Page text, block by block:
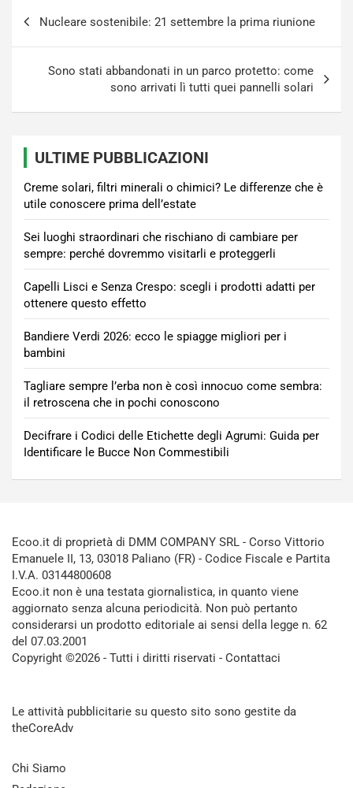
Nucleare sostenibile: 21 settembre la prima riunione
Sono stati abbandonati in un parco protetto: come
sono arrivati lì tutti quei pannelli solari
ULTIME PUBBLICAZIONI
Creme solari, filtri minerali o chimici? Le differenze che è
utile conoscere prima dell’estate
Sei luoghi straordinari che rischiano di cambiare per
sempre: perché dovremmo visitarli e proteggerli
Capelli Lisci e Senza Crespo: scegli i prodotti adatti per
ottenere questo effetto
Bandiere Verdi 2026: ecco le spiagge migliori per i
bambini
Tagliare sempre l’erba non è così innocuo come sembra:
il retroscena che in pochi conoscono
Decifrare i Codici delle Etichette degli Agrumi: Guida per
Identificare le Bucce Non Commestibili
Ecoo.it di proprietà di DMM COMPANY SRL - Corso Vittorio
Emanuele II, 13, 03018 Paliano (FR) - Codice Fiscale e Partita
I.V.A. 03144800608
Ecoo.it non è una testata giornalistica, in quanto viene
aggiornato senza alcuna periodicità. Non può pertanto
considerarsi un prodotto editoriale ai sensi della legge n. 62
del 07.03.2001
Copyright ©2026 - Tutti i diritti riservati - Contattaci
Le attività pubblicitarie su questo sito sono gestite da
theCoreAdv
Chi Siamo